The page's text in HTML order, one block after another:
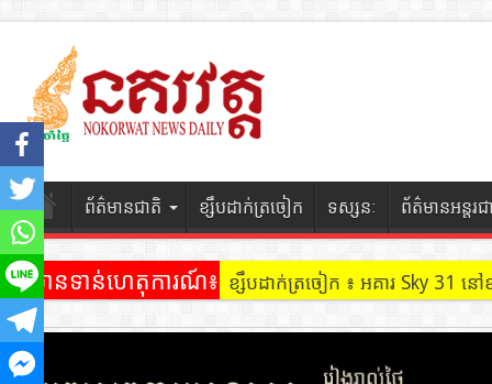
ព័ត៌មានជាតិ ខ្សឹបដាក់ត្រចៀក ទស្សនៈ ព័ត៌មានអន្តរជ
ព័ត៌មានទាន់ហេតុការណ៍៖ ខ្សឹបដាក់ត្រចៀក ៖ អគារ Sky 31